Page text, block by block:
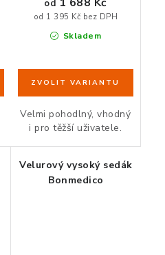
Skladem
od 1 395 Kč bez DPH
od
Velmi pohodlný, vhodný
i pro těžší uživatele.
Velurový vysoký sedák
Bonmedico